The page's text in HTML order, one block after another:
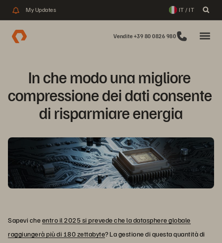
My Updates IT / IT
Vendite +39 80 0826 980
In che modo una migliore
compressione dei dati consente
di risparmiare energia
Sapevi cheentro il 2025 si prevede che la datasphere globale
raggiungerà più di 180 zettabyte? La gestione di questa quantità di